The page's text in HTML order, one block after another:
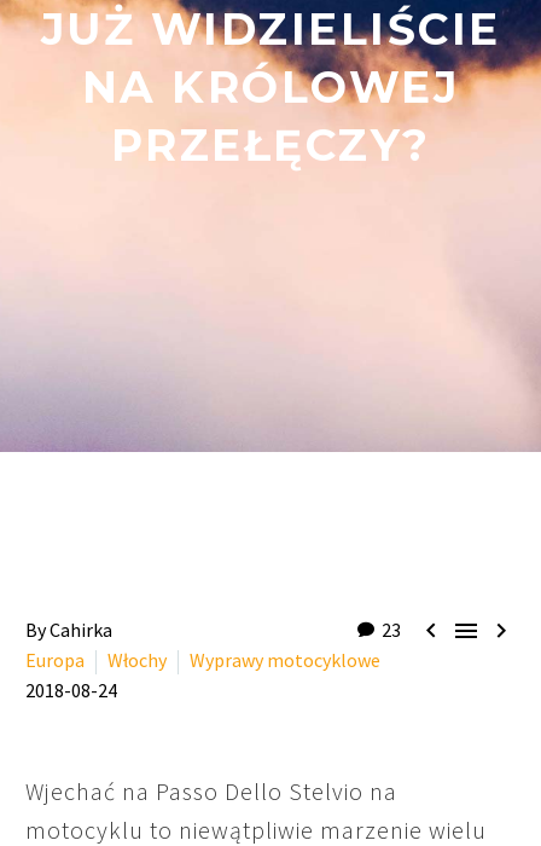
JUŻ WIDZIELIŚCIE
NA KRÓLOWEJ
PRZEŁĘCZY?
23   
By Cahirka
Europa
Włochy
Wyprawy motocyklowe
2018-08-24
Wjechać na Passo Dello Stelvio na
motocyklu to niewątpliwie marzenie wielu